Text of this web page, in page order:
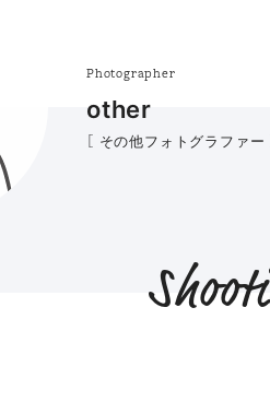
Photographer
other
［ その他フォトグラファー